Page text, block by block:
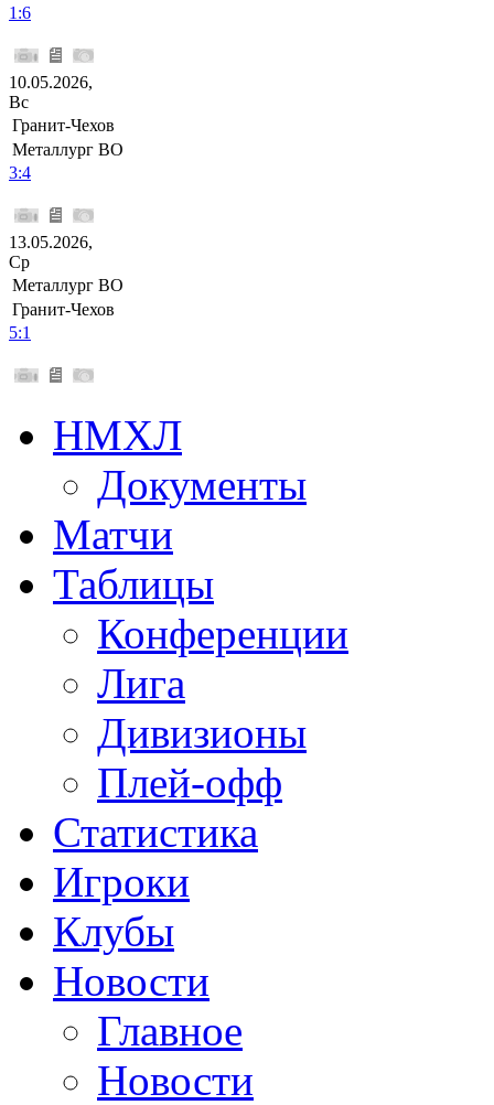
1:6
10.05.2026,
Вс
Гранит-Чехов
Металлург ВО
3:4
13.05.2026,
Ср
Металлург ВО
Гранит-Чехов
5:1
НМХЛ
Документы
Матчи
Таблицы
Конференции
Лига
Дивизионы
Плей-офф
Статистика
Игроки
Клубы
Новости
Главное
Новости